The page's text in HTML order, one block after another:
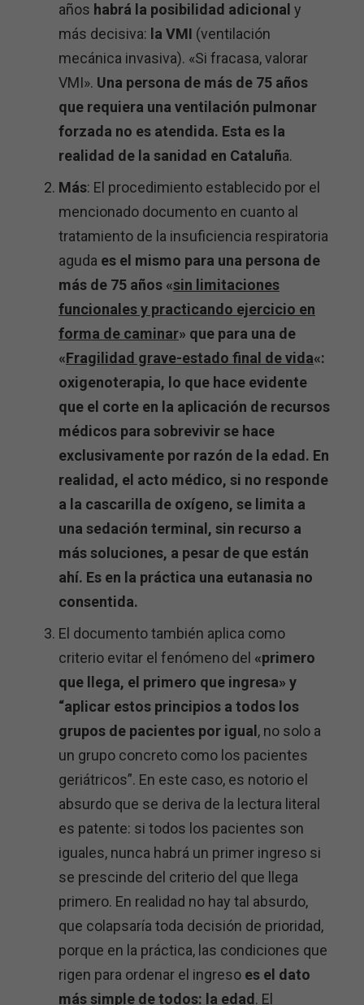
años habrá la posibilidad adicional y
más decisiva: la VMI (ventilación
mecánica invasiva). «Si fracasa, valorar
VMI». Una persona de más de 75 años
que requiera una ventilación pulmonar
forzada no es atendida. Esta es la
realidad de la sanidad en Cataluña.
Más: El procedimiento establecido por el
mencionado documento en cuanto al
tratamiento de la insuficiencia respiratoria
aguda es el mismo para una persona de
más de 75 años «sin limitaciones
funcionales y practicando ejercicio en
forma de caminar» que para una de
«Fragilidad grave-estado final de vida«:
oxigenoterapia, lo que hace evidente
que el corte en la aplicación de recursos
médicos para sobrevivir se hace
exclusivamente por razón de la edad. En
realidad, el acto médico, si no responde
a la cascarilla de oxígeno, se limita a
una sedación terminal, sin recurso a
más soluciones, a pesar de que están
ahí. Es en la práctica una eutanasia no
consentida.
El documento también aplica como
criterio evitar el fenómeno del «primero
que llega, el primero que ingresa» y
“aplicar estos principios a todos los
grupos de pacientes por igual , no solo a
un grupo concreto como los pacientes
geriátricos”. En este caso, es notorio el
absurdo que se deriva de la lectura literal
es patente: si todos los pacientes son
iguales, nunca habrá un primer ingreso si
se prescinde del criterio del que llega
primero. En realidad no hay tal absurdo,
que colapsaría toda decisión de prioridad,
porque en la práctica, las condiciones que
rigen para ordenar el ingreso es el dato
más simple de todos: la edad . El